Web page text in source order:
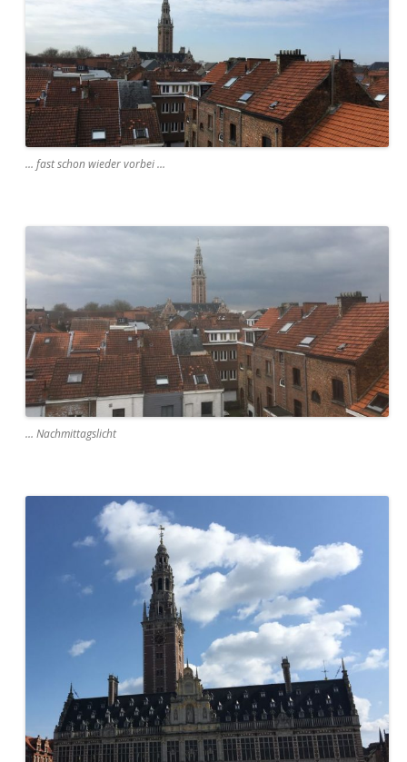
… fast schon wieder vorbei …
… Nachmittagslicht